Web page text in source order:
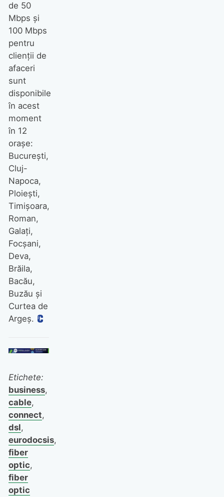
de 50
Mbps şi
100 Mbps
pentru
clienţii de
afaceri
sunt
disponibile
în acest
moment
în 12
oraşe:
Bucureşti,
Cluj-
Napoca,
Ploieşti,
Timişoara,
Roman,
Galaţi,
Focşani,
Deva,
Brăila,
Bacău,
Buzău şi
Curtea de
Argeş.
Etichete:
business,
cable,
connect,
dsl,
eurodocsis,
fiber
optic,
fiber
optic